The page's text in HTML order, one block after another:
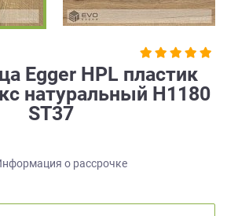
Egger HPL пластик
натуральный H1180
ST37
о рассрочке